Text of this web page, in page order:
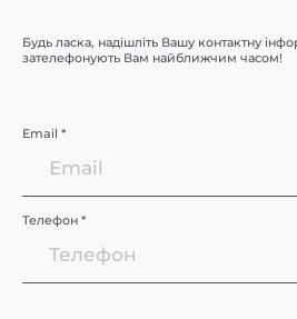
Будь ласка, надішліть Вашу контактну
зателефонують Вам найближчим часом!
Email *
Телефон *